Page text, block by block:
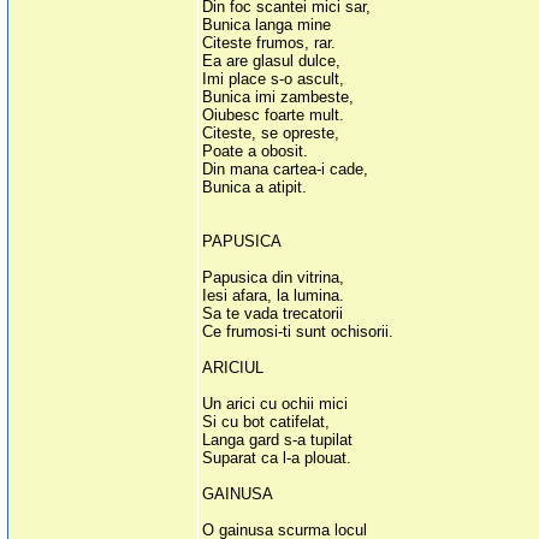
Din foc scantei mici sar,
Bunica langa mine
Citeste frumos, rar.
Ea are glasul dulce,
Imi place s-o ascult,
Bunica imi zambeste,
Oiubesc foarte mult.
Citeste, se opreste,
Poate a obosit.
Din mana cartea-i cade,
Bunica a atipit.
PAPUSICA
Papusica din vitrina,
Iesi afara, la lumina.
Sa te vada trecatorii
Ce frumosi-ti sunt ochisorii.
ARICIUL
Un arici cu ochii mici
Si cu bot catifelat,
Langa gard s-a tupilat
Suparat ca l-a plouat.
GAINUSA
O gainusa scurma locul